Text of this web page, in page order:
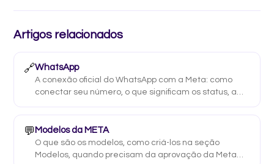
Artigos relacionados
🔗WhatsApp
A conexão oficial do WhatsApp com a Meta: como
conectar seu número, o que significam os status, a
💬 Modelos da META
O que são os modelos, como criá-los na seção
Modelos, quando precisam da aprovação da Meta